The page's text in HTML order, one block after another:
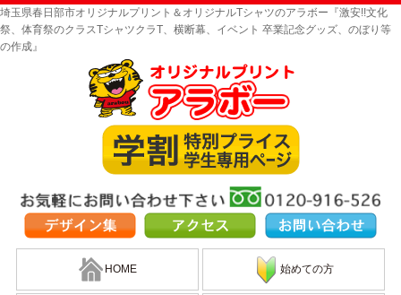
埼玉県春日部市オリジナルプリント＆オリジナルTシャツのアラボー『激安!!文化
祭、体育祭のクラスTシャツクラT、横断幕、イベント 卒業記念グッズ、のぼり等
の作成』
HOME 始めての方